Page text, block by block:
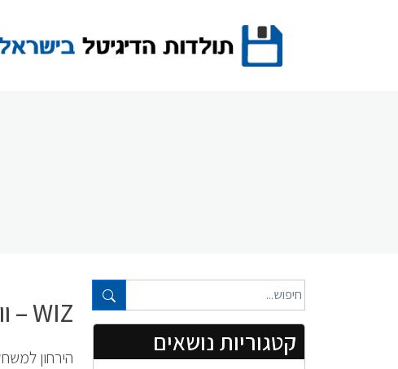
טקסט חופשי...
קטגוריות נושאים
WIZ – וויז – גיליון מספר 28
הירחון